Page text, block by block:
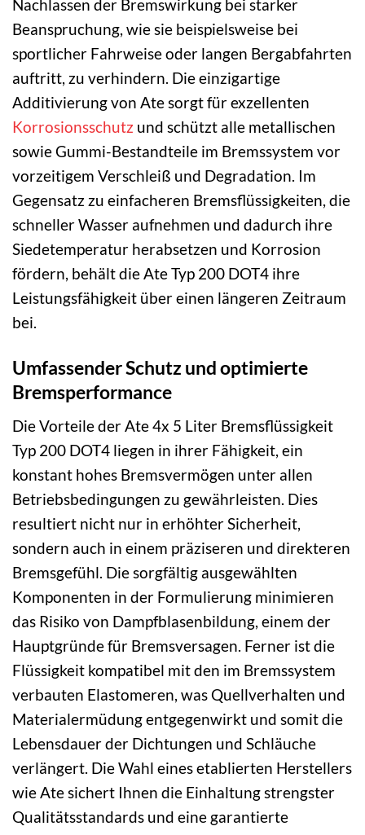
Nachlassen der Bremswirkung bei starker
Beanspruchung, wie sie beispielsweise bei
sportlicher Fahrweise oder langen Bergabfahrten
auftritt, zu verhindern. Die einzigartige
Additivierung von Ate sorgt für exzellenten
Korrosionsschutz und schützt alle metallischen
sowie Gummi-Bestandteile im Bremssystem vor
vorzeitigem Verschleiß und Degradation. Im
Gegensatz zu einfacheren Bremsflüssigkeiten, die
schneller Wasser aufnehmen und dadurch ihre
Siedetemperatur herabsetzen und Korrosion
fördern, behält die Ate Typ 200 DOT4 ihre
Leistungsfähigkeit über einen längeren Zeitraum
bei.
Umfassender Schutz und optimierte
Bremsperformance
Die Vorteile der Ate 4x 5 Liter Bremsflüssigkeit
Typ 200 DOT4 liegen in ihrer Fähigkeit, ein
konstant hohes Bremsvermögen unter allen
Betriebsbedingungen zu gewährleisten. Dies
resultiert nicht nur in erhöhter Sicherheit,
sondern auch in einem präziseren und direkteren
Bremsgefühl. Die sorgfältig ausgewählten
Komponenten in der Formulierung minimieren
das Risiko von Dampfblasenbildung, einem der
Hauptgründe für Bremsversagen. Ferner ist die
Flüssigkeit kompatibel mit den im Bremssystem
verbauten Elastomeren, was Quellverhalten und
Materialermüdung entgegenwirkt und somit die
Lebensdauer der Dichtungen und Schläuche
verlängert. Die Wahl eines etablierten Herstellers
wie Ate sichert Ihnen die Einhaltung strengster
Qualitätsstandards und eine garantierte